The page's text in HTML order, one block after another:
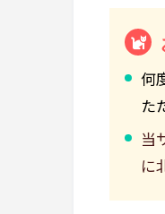
何
た
当
に